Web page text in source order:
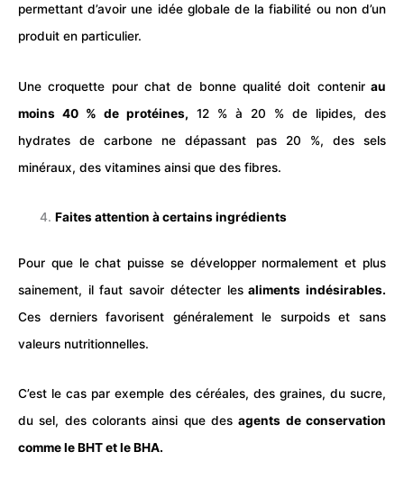
permettant d’avoir une idée globale de la fiabilité ou non d’un
produit en particulier.
Une croquette pour chat de bonne qualité doit contenirau
moins 40 % de protéines, 12 % à 20 % de lipides, des
hydrates de carbone ne dépassant pas 20 %, des sels
minéraux, des vitamines ainsi que des fibres.
Faites attention à certains ingrédients
Pour que lechat puisse se développer normalement et plus
sainement, il faut savoir détecter lesaliments indésirables.
Ces derniers favorisent généralement le surpoids et sans
valeurs nutritionnelles.
C’est le cas par exemple des céréales, des graines, du sucre,
du sel, des colorants ainsi que desagents de conservation
comme le BHT et le BHA.